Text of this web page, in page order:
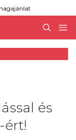
és
ért!